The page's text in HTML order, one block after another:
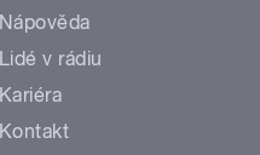
Nápověda
Lidé v rádiu
Kariéra
Kontakt